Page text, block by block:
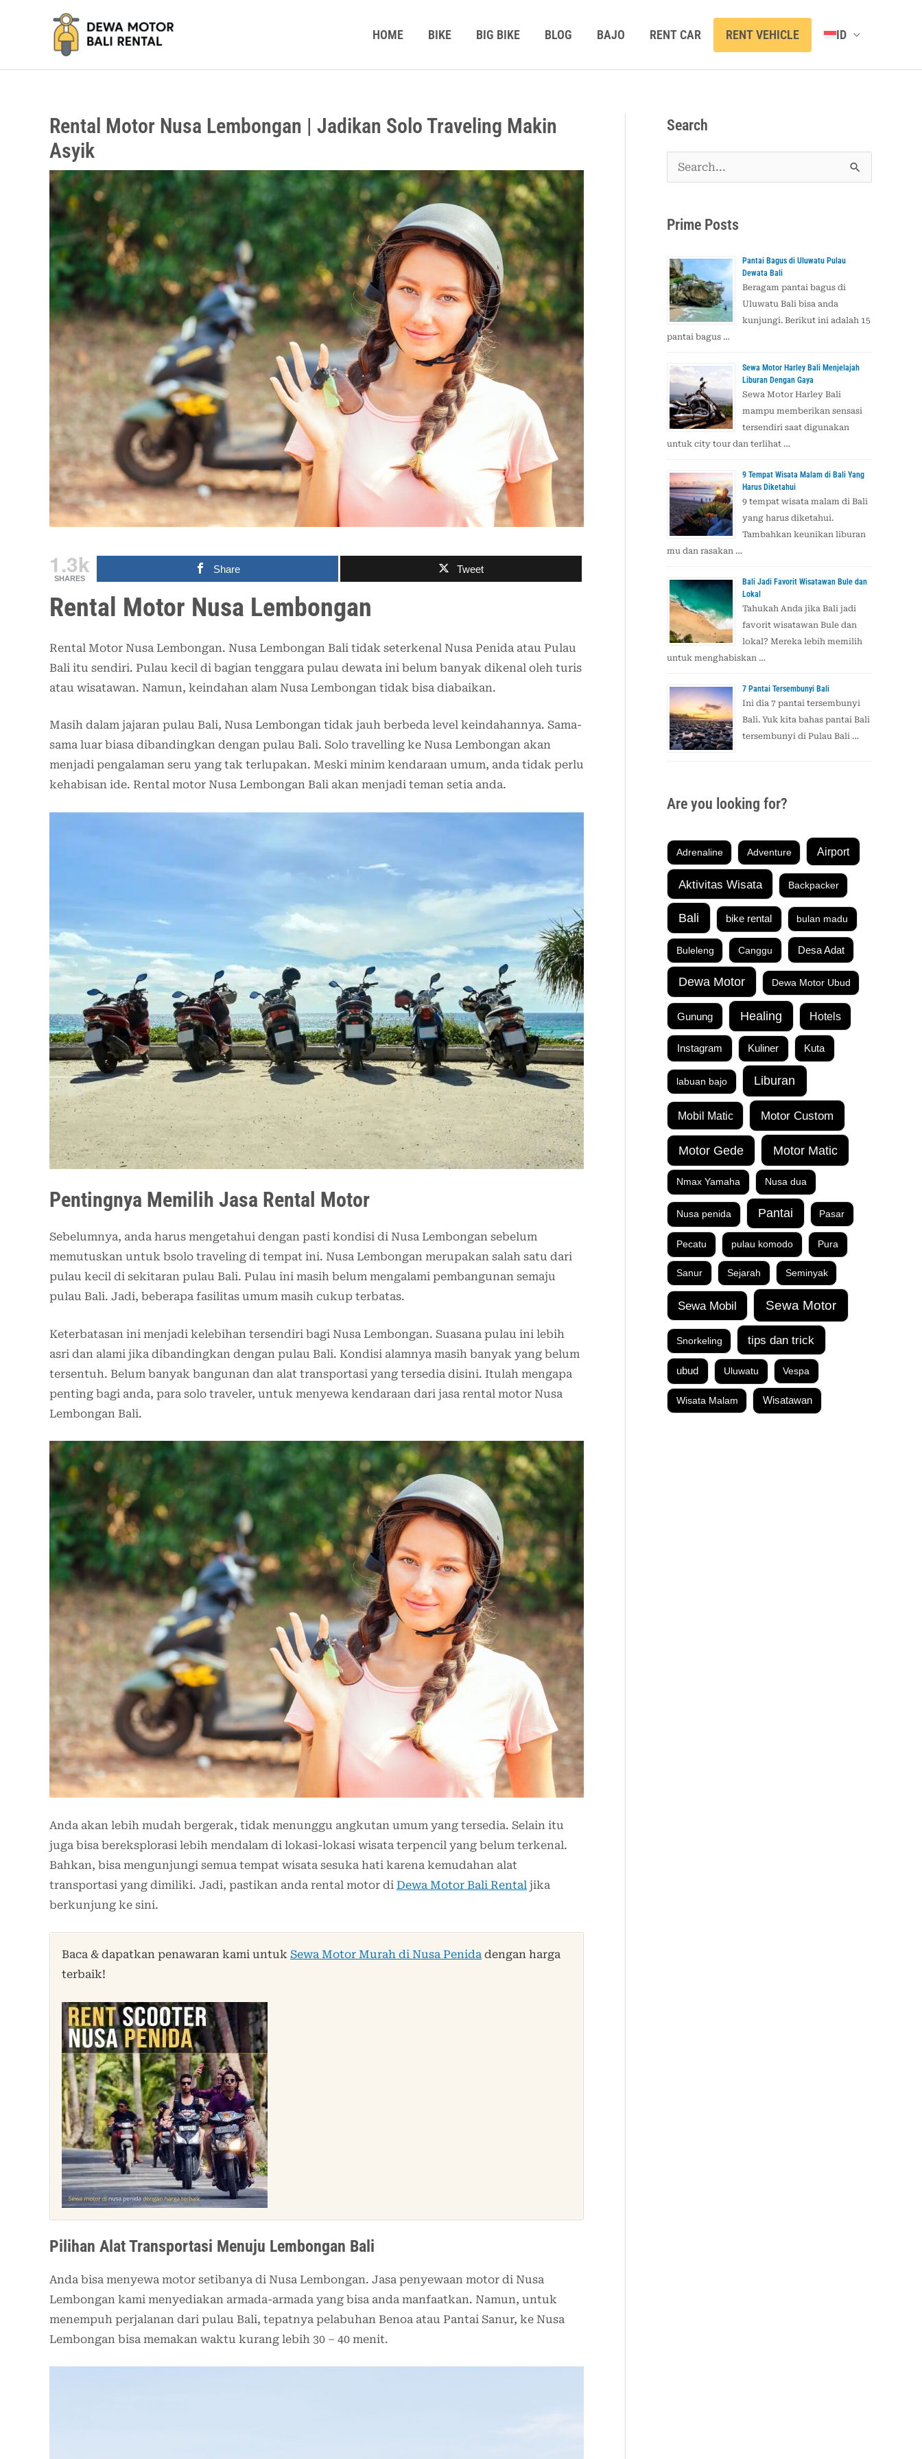
HOME BIKE BIG BIKE BLOG BAJO RENT CAR RENT VEHICLE ID
Rental Motor Nusa Lembongan | Jadikan Solo Traveling Makin
Asyik
1.3k
SHARES
Share Tweet
Rental Motor Nusa Lembongan
Rental Motor Nusa Lembongan. Nusa Lembongan Bali tidak seterkenal Nusa Penida atau Pulau
Bali itu sendiri. Pulau kecil di bagian tenggara pulau dewata ini belum banyak dikenal oleh turis
atau wisatawan. Namun, keindahan alam Nusa Lembongan tidak bisa diabaikan.
Masih dalam jajaran pulau Bali, Nusa Lembongan tidak jauh berbeda level keindahannya. Sama-
sama luar biasa dibandingkan dengan pulau Bali. Solo travelling ke Nusa Lembongan akan
menjadi pengalaman seru yang tak terlupakan. Meski minim kendaraan umum, anda tidak perlu
kehabisan ide. Rental motor Nusa Lembongan Bali akan menjadi teman setia anda.
Pentingnya Memilih Jasa Rental Motor
Sebelumnya, anda harus mengetahui dengan pasti kondisi di Nusa Lembongan sebelum
memutuskan untuk bsolo traveling di tempat ini. Nusa Lembongan merupakan salah satu dari
pulau kecil di sekitaran pulau Bali. Pulau ini masih belum mengalami pembangunan semaju
pulau Bali. Jadi, beberapa fasilitas umum masih cukup terbatas.
Keterbatasan ini menjadi kelebihan tersendiri bagi Nusa Lembongan. Suasana pulau ini lebih
asri dan alami jika dibandingkan dengan pulau Bali. Kondisi alamnya masih banyak yang belum
tersentuh. Belum banyak bangunan dan alat transportasi yang tersedia disini. Itulah mengapa
penting bagi anda, para solo traveler, untuk menyewa kendaraan dari jasa rental motor Nusa
Lembongan Bali.
Anda akan lebih mudah bergerak, tidak menunggu angkutan umum yang tersedia. Selain itu
juga bisa bereksplorasi lebih mendalam di lokasi-lokasi wisata terpencil yang belum terkenal.
Bahkan, bisa mengunjungi semua tempat wisata sesuka hati karena kemudahan alat
transportasi yang dimiliki. Jadi, pastikan anda rental motor di Dewa Motor Bali Rental jika
berkunjung ke sini.
Baca & dapatkan penawaran kami untuk Sewa Motor Murah di Nusa Penida dengan harga
terbaik!
Pilihan Alat Transportasi Menuju Lembongan Bali
Anda bisa menyewa motor setibanya di Nusa Lembongan. Jasa penyewaan motor di Nusa
Lembongan kami menyediakan armada-armada yang bisa anda manfaatkan. Namun, untuk
menempuh perjalanan dari pulau Bali, tepatnya pelabuhan Benoa atau Pantai Sanur, ke Nusa
Lembongan bisa memakan waktu kurang lebih 30 – 40 menit.
Search
u
n
t
u
Prime Posts
Pantai Bagus di Uluwatu Pulau
Dewata Bali
Beragam pantai bagus di
Uluwatu Bali bisa anda
kunjungi. Berikut ini adalah 15
pantai bagus …
Sewa Motor Harley Bali Menjelajah
Liburan Dengan Gaya
Sewa Motor Harley Bali
mampu memberikan sensasi
tersendiri saat digunakan
untuk city tour dan terlihat …
9 Tempat Wisata Malam di Bali Yang
Harus Diketahui
9 tempat wisata malam di Bali
yang harus diketahui.
Tambahkan keunikan liburan
mu dan rasakan …
Bali Jadi Favorit Wisatawan Bule dan
Lokal
Tahukah Anda jika Bali jadi
favorit wisatawan Bule dan
lokal? Mereka lebih memilih
untuk menghabiskan …
7 Pantai Tersembunyi Bali
Ini dia 7 pantai tersembunyi
Bali. Yuk kita bahas pantai Bali
tersembunyi di Pulau Bali …
Are you looking for?
Adrenaline Adventure Airport
Aktivitas Wisata Backpacker
Bali bike rental bulan madu
Buleleng Canggu Desa Adat
Dewa Motor Dewa Motor Ubud
Gunung Healing Hotels
Instagram Kuliner Kuta
labuan bajo Liburan
Mobil Matic Motor Custom
Motor Gede Motor Matic
Nmax Yamaha Nusa dua
Nusa penida Pantai Pasar
Pecatu pulau komodo Pura
Sanur Sejarah Seminyak
Sewa Mobil Sewa Motor
Snorkeling tips dan trick
ubud Uluwatu Vespa
Wisata Malam Wisatawan